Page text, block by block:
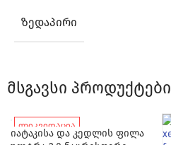
ᲖᲔᲓᲐᲞᲘᲠᲘ
მსგავსი პროდუქტები
ლიკვიდაცია
იატაკისა და კედლის ფილა